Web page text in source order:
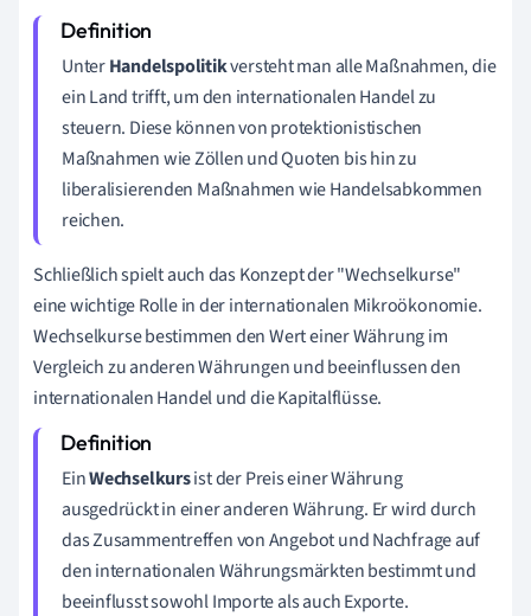
UnterHandelspolitikversteht man alle Maßnahmen, die
ein Land trifft, um den internationalen Handel zu
steuern. Diese können von protektionistischen
Maßnahmen wie Zöllen und Quoten bis hin zu
liberalisierenden Maßnahmen wie Handelsabkommen
reichen.
Schließlich spielt auch das Konzept der "Wechselkurse"
eine wichtige Rolle in der internationalen Mikroökonomie.
Wechselkurse bestimmen den Wert einer Währung im
Vergleich zu anderen Währungen und beeinflussen den
internationalen Handel und die Kapitalflüsse.
EinWechselkursist der Preis einer Währung
ausgedrückt in einer anderen Währung. Er wird durch
das Zusammentreffen von Angebot und Nachfrage auf
den internationalen Währungsmärkten bestimmt und
beeinflusst sowohl Importe als auch Exporte.